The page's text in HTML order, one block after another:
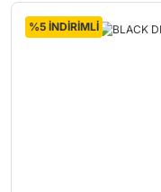
%5 İNDİRİMLİ